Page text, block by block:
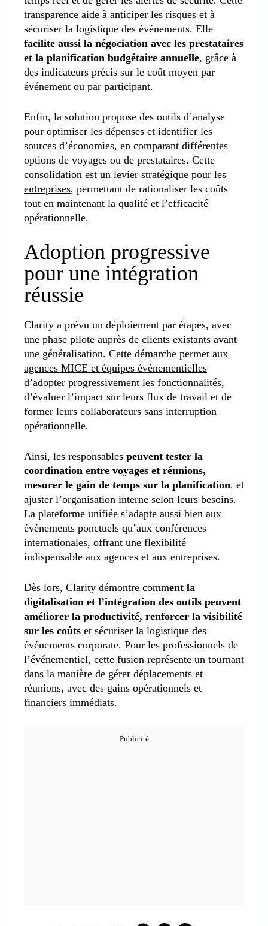
transparence aide à anticiper les risques et à
sécuriser la logistique des événements. Elle
facilite aussi la négociation avec les prestataires
et la planification budgétaire annuelle, grâce à
des indicateurs précis sur le coût moyen par
événement ou par participant.
Enfin, la solution propose des outils d’analyse
pour optimiser les dépenses et identifier les
sources d’économies, en comparant différentes
options de voyages ou de prestataires. Cette
consolidation est un levier stratégique pour les
entreprises, permettant de rationaliser les coûts
tout en maintenant la qualité et l’efficacité
opérationnelle.
Adoption progressive
pour une intégration
réussie
Clarity a prévu un déploiement par étapes, avec
une phase pilote auprès de clients existants avant
une généralisation. Cette démarche permet aux
agences MICE et équipes événementielles
d’adopter progressivement les fonctionnalités,
d’évaluer l’impact sur leurs flux de travail et de
former leurs collaborateurs sans interruption
opérationnelle.
Ainsi, les responsables peuvent tester la
coordination entre voyages et réunions,
mesurer le gain de temps sur la planification, et
ajuster l’organisation interne selon leurs besoins.
La plateforme unifiée s’adapte aussi bien aux
événements ponctuels qu’aux conférences
internationales, offrant une flexibilité
indispensable aux agences et aux entreprises.
Dès lors, Clarity démontre comment la
digitalisation et l’intégration des outils peuvent
améliorer la productivité, renforcer la visibilité
sur les coûts et sécuriser la logistique des
événements corporate. Pour les professionnels de
l’événementiel, cette fusion représente un tournant
dans la manière de gérer déplacements et
réunions, avec des gains opérationnels et
financiers immédiats.